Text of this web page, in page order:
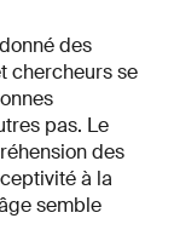
des
chercheurs se
pas. Le
des
à la
semble